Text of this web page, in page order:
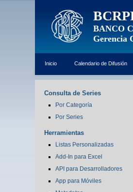
BANCO
Gerencia
Inicio Calendario de Difusión
Consulta de Series
Por Categoría
Por Series
Herramientas
Listas Personalizadas
Add-In para Excel
API para Desarrolladores
App para Móviles